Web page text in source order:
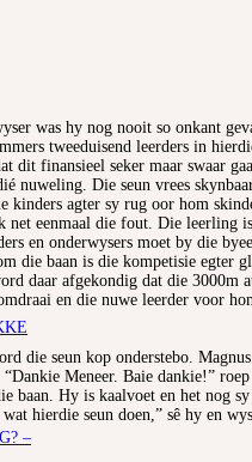
–
was hy nog nooit so onkant
tweeduisend leerders in
finansieel seker maar swaar
nuweling. Die seun vrees
kinders agter sy rug oor hom
eenmaal die fout. Die
en onderwysers moet by die
die baan is die kompetisie
daar afgekondig dat die 3000m
en die nuwe leerder voor
die seun kop onderstebo.
Meneer. Baie dankie!”
baan. Hy is kaalvoet en het
hierdie seun doen,” sê hy en